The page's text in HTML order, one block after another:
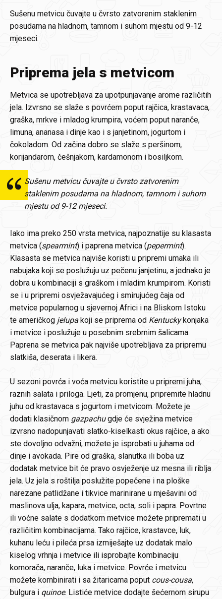
Sušenu metvicu čuvajte u čvrsto zatvorenim staklenim
posudama na hladnom, tamnom i suhom mjestu od 9-12
mjeseci.
Priprema jela s metvicom
Metvica se upotrebljava za upotpunjavanje arome različitih
jela. Izvrsno se slaže s povrćem poput rajčica, krastavaca,
graška, mrkve i mladog krumpira, voćem poput naranče,
limuna, ananasa i dinje kao i s janjetinom, jogurtom i
čokoladom. Od začina dobro se slaže s peršinom,
korijandarom, češnjakom, kardamonom i bosiljkom.
Sušenu metvicu čuvajte u čvrsto zatvorenim
staklenim posudama na hladnom, tamnom i suhom
mjestu od 9-12 mjeseci.
Iako ima preko 250 vrsta metvica, najpoznatije su klasasta
metvica (spearmint) i paprena metvica (pepermint).
Klasasta se metvica najviše koristi u pripremi umaka ili
nabujaka koji se poslužuju uz pečenu janjetinu, a jednako je
dobra u kombinaciji s graškom i mladim krumpirom. Koristi
se i u pripremi osvježavajućeg i smirujućeg čaja od
metvice popularnog u sjevernoj Africi i na Bliskom Istoku
te američkog jelupa koji se priprema od Kentuckykonjaka
i metvice i poslužuje u posebnim srebrnim šalicama.
Paprena se metvica pak najviše upotrebljava za pripremu
slatkiša, deserata i likera.
U sezoni povrća i voća metvicu koristite u pripremi juha,
raznih salata i priloga. Ljeti, za promjenu, pripremite hladnu
juhu od krastavaca s jogurtom i metvicom. Možete je
dodati klasičnom gazpachugdje će svježina metvice
izvrsno nadopunjavati slatko-kiselkasti okus rajčice, a ako
ste dovoljno odvažni, možete je isprobati u juhama od
dinje i avokada. Pire od graška, slanutka ili boba uz
dodatak metvice bit će pravo osvježenje uz mesna ili riblja
jela. Uz jela s roštilja poslužite popečene i na ploške
narezane patlidžane i tikvice marinirane u mješavini od
maslinova ulja, kapara, metvice, octa, soli i papra. Povrtne
ili voćne salate s dodatkom metvice možete pripremati u
različitim kombinacijama. Tako rajčice, krastavce, luk,
kuhanu leću i pileća prsa izmiješajte uz dodatak malo
kiselog vrhnja i metvice ili isprobajte kombinaciju
komorača, naranče, luka i metvice. Povrće i metvicu
možete kombinirati i sa žitaricama poput cous-cousa,
bulgura i quinoe. Listiće metvice dodajte šećernom sirupu